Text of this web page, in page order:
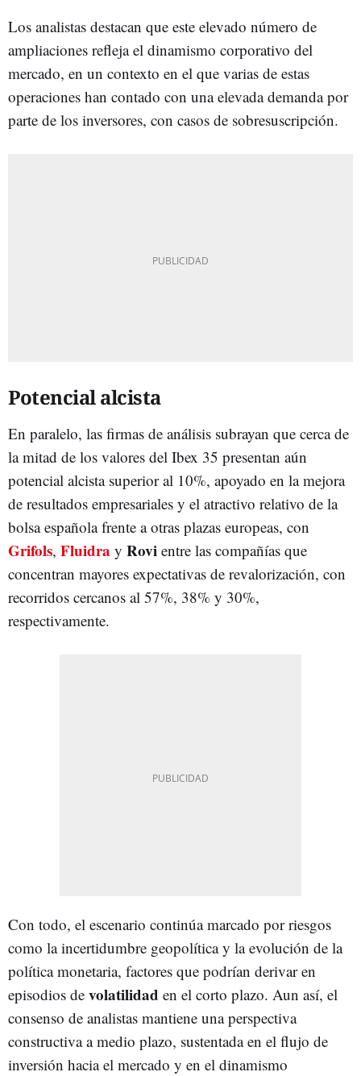
Los analistas destacan que este elevado número de
ampliaciones refleja el dinamismo corporativo del
mercado, en un contexto en el que varias de estas
operaciones han contado con una elevada demanda por
parte de los inversores, con casos de sobresuscripción.
Potencial alcista
En paralelo, las firmas de análisis subrayan que cerca de
la mitad de los valores del Ibex 35 presentan aún
potencial alcista superior al 10%, apoyado en la mejora
de resultados empresariales y el atractivo relativo de la
bolsa española frente a otras plazas europeas, con
Grifols, Fluidra y Rovi entre las compañías que
concentran mayores expectativas de revalorización, con
recorridos cercanos al 57%, 38% y 30%,
respectivamente.
Con todo, el escenario continúa marcado por riesgos
como la incertidumbre geopolítica y la evolución de la
política monetaria, factores que podrían derivar en
episodios de volatilidad en el corto plazo. Aun así, el
consenso de analistas mantiene una perspectiva
constructiva a medio plazo, sustentada en el flujo de
inversión hacia el mercado y en el dinamismo